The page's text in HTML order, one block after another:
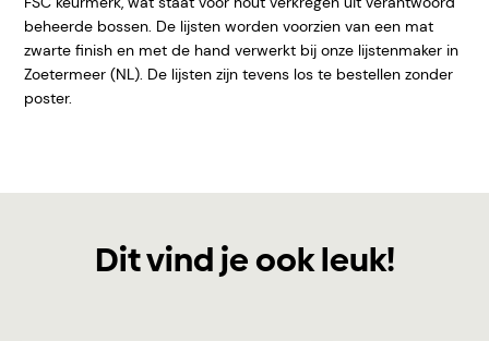
beheerde bossen. De lijsten worden voorzien van een mat
zwarte finish en met de hand verwerkt bij onze lijstenmaker in
Zoetermeer (NL). De lijsten zijn tevens los te bestellen zonder
poster.
Dit vind je ook leuk!